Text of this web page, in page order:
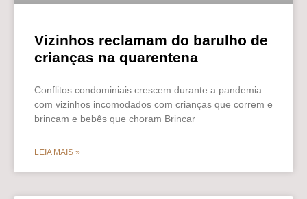
Vizinhos reclamam do barulho de
crianças na quarentena
Conflitos condominiais crescem durante a pandemia
com vizinhos incomodados com crianças que correm e
brincam e bebês que choram Brincar
LEIA MAIS »